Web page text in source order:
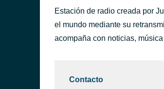
Estación de radio creada por
el mundo mediante su
acompaña con noticias,
Contacto